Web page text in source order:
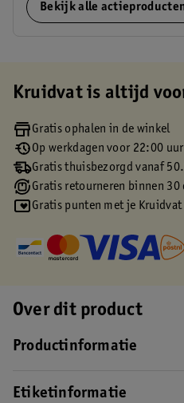
Bekijk alle
Kruidvat is altijd
Gratis ophalen in de winkel
Op werkdagen voor 22:00
Gratis thuisbezorgd vanaf
Gratis retourneren binnen 30
Gratis punten met je
Over dit product
Productinformatie
Etiketinformatie